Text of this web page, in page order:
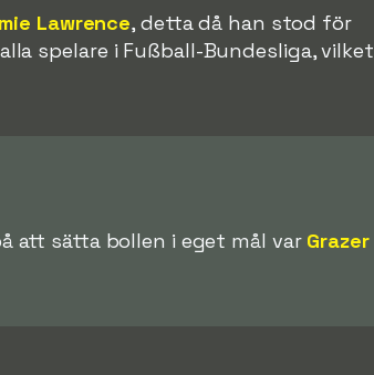
Lawrence, detta då han stod för
spelare i Fußball-Bundesliga, vilket
att sätta bollen i eget mål var Grazer